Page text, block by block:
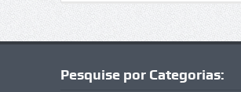
Pesquise por Categorias: